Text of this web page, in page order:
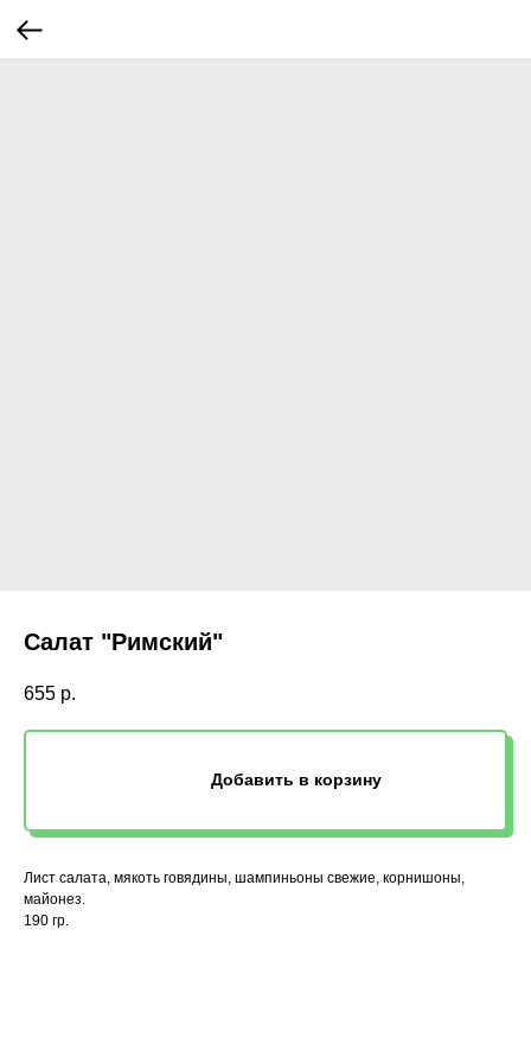
Салат "Римский"
655 р.
Добавить в корзину
Лист салата, мякоть говядины, шампиньоны свежие, корнишоны,
майонез.
190 гр.